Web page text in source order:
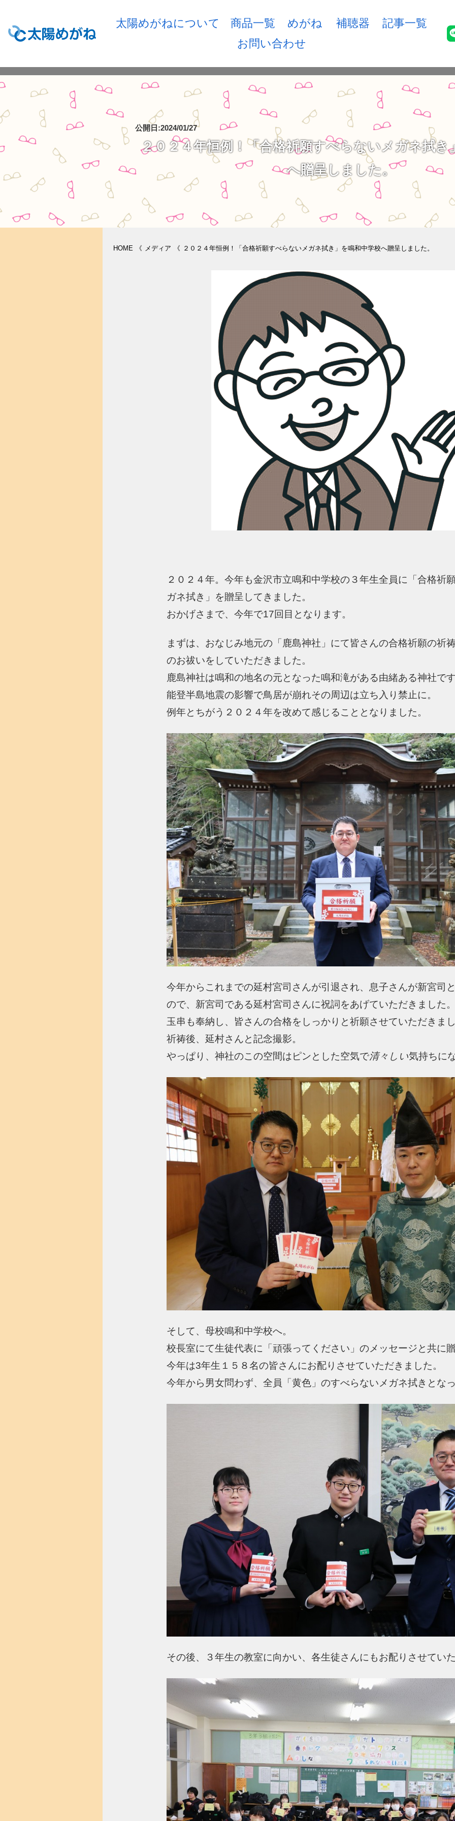
太陽めがねについて 商品一覧 めがね 補聴器
記事一覧
お問い合わせ
公開日:2024/01/27
２０２４年恒例！「合格祈願すべらないメガネ拭き
へ贈呈しました。
HOME 《 メディア 《 ２０２４年恒例！「合格祈願すべらないメガネ拭き」を鳴和中学校へ贈呈しました。
２０２４年。今年も金沢市立鳴和中学校の３年生全員に「合格祈
ガネ拭き」を贈呈してきました。
おかげさまで、今年で17回目となります。
まずは、おなじみ地元の「鹿島神社」にて皆さんの合格祈願の祈
のお祓いをしていただきました。
鹿島神社は鳴和の地名の元となった鳴和滝がある由緒ある神社で
能登半島地震の影響で鳥居が崩れその周辺は立ち入り禁止に。
例年とちがう２０２４年を改めて感じることとなりました。
今年からこれまでの延村宮司さんが引退され、息子さんが新宮司
ので、新宮司である延村宮司さんに祝詞をあげていただきました
玉串も奉納し、皆さんの合格をしっかりと祈願させていただきま
祈祷後、延村さんと記念撮影。
やっぱり、神社のこの空間はピンとした空気で清々しい気持ちに
そして、母校鳴和中学校へ。
校長室にて生徒代表に「頑張ってください」のメッセージと共に
今年は3年生１５８名の皆さんにお配りさせていただきました。
今年から男女問わず、全員「黄色」のすべらないメガネ拭きとな
その後、３年生の教室に向かい、各生徒さんにもお配りさせてい